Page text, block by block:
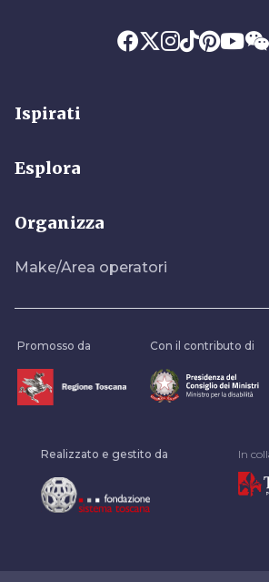
Ispirati
Esplora
Organizza
Make/Area operatori
Promosso da Con il contributo di
Realizzato e gestito da In